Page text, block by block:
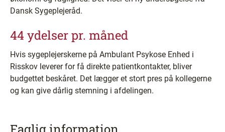
Dansk Sygeplejeråd.
44 ydelser pr. måned
Hvis sygeplejerskerne på Ambulant Psykose Enhed i
Risskov leverer for få direkte patientkontakter, bliver
budgettet beskåret. Det lægger et stort pres på kollegerne
og kan give dårlig stemning i afdelingen.